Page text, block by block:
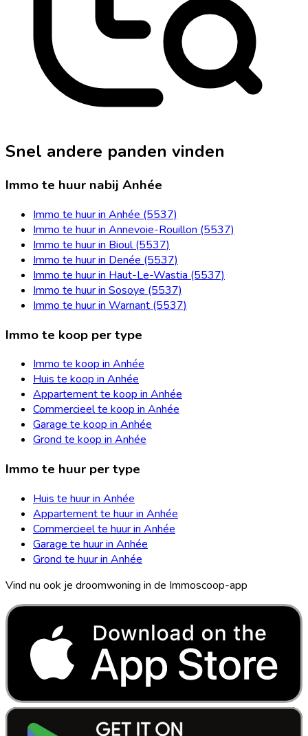
Snel andere panden vinden
Immo te huur nabij Anhée
Immo te huur in Anhée (5537)
Immo te huur in Annevoie-Rouillon (5537)
Immo te huur in Bioul (5537)
Immo te huur in Denée (5537)
Immo te huur in Haut-Le-Wastia (5537)
Immo te huur in Sosoye (5537)
Immo te huur in Warnant (5537)
Immo te koop per type
Immo te koop in Anhée
Huis te koop in Anhée
Appartement te koop in Anhée
Commercieel te koop in Anhée
Garage te koop in Anhée
Grond te koop in Anhée
Immo te huur per type
Huis te huur in Anhée
Appartement te huur in Anhée
Commercieel te huur in Anhée
Garage te huur in Anhée
Grond te huur in Anhée
Vind nu ook je droomwoning in de Immoscoop-app